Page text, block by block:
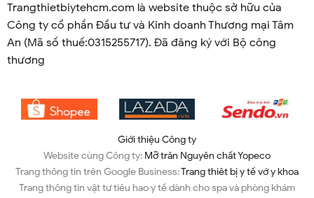
Trangthietbiytehcm.com là website thuộc sở hữu của
Công ty cổ phần Đầu tư và Kinh doanh Thương mại Tâm
An (Mã số thuế:0315255717). Đã đăng ký với Bộ công
thương
Giới thiệu Công ty
Website cùng Công ty: Mỡ trăn Nguyên chất Yopeco
Trang thông tin trên Google Business:Trang thiêt bị y tế vớ y khoa
Trang thông tin vật tư tiêu hao y tế dành cho spa và phòng khám